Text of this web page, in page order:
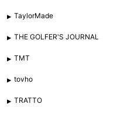
TaylorMade
THE GOLFER'S JOURNAL
TMT
tovho
TRATTO